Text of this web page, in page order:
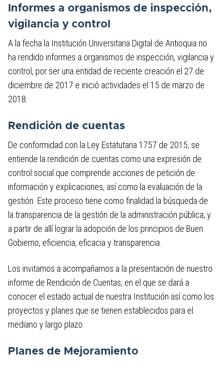
navigate
interact
with
the
content.
4.4 Proyectos de Inversión
4.5 Informes de empalme
4.6 Información pública y/o relevante
4.7 Informes de gestión, evaluación y
auditoría
Interno
4.9 Informe sobre Defensa Pública y
Prevención del Daño Antijurídico
4.10 Informes trimestrales sobre
acceso a información, quejas y
reclamos
5. Trámites
6. Participa
7. Datos abiertos
8. Información específica para grupos
Informes a organismos de inspección,
vigilancia y control​​
A la fecha la Institución Universitaria Digital de Antioquia no
ha rendido informes a organismos de inspección, vigilancia y
control, por ser una entidad de reciente creación el 27 de
diciembre de 2017 e inició actividades el 15 de marzo de
2018.
Rendición de cuentas
De conformidad con la Ley Estatutaria 1757 de 2015, se
entiende la rendición de cuentas como una expresión de
control social que comprende acciones de petición de
información y explicaciones, así como la evaluación de la
gestión. Este proceso tiene como finalidad la búsqueda de
la transparencia de la gestión de la administración pública, y
a partir de allí lograr la adopción de los principios de Buen
Gobierno, eficiencia, eficacia y transparencia.
Los invitamos a acompañarnos a la presentación de nuestro
informe de Rendición de Cuentas, en el que se dará a
conocer el estado actual de nuestra Institución así como los
proyectos y planes que se tienen establecidos para el
mediano y largo plazo.
Planes de Mejoramiento